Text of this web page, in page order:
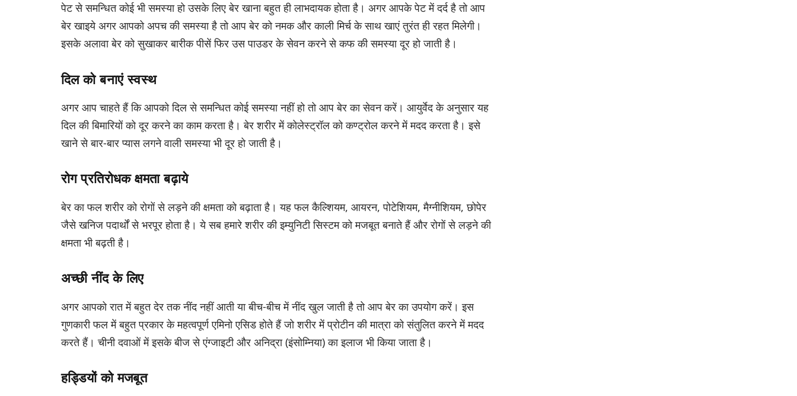
पेट से समन्धित कोई भी समस्या हो उसके लिए बेर खाना बहुत ही लाभदायक होता है। अगर आपके पेट में दर्द है तो आप
बेर खाइये अगर आपको अपच की समस्या है तो आप बेर को नमक और काली मिर्च के साथ खाएं तुरंत ही रहत मिलेगी।
इसके अलावा बेर को सुखाकर बारीक पीसें फिर उस पाउडर के सेवन करने से कफ की समस्या दूर हो जाती है।
दिल को बनाएं स्वस्थ
अगर आप चाहते हैं कि आपको दिल से समन्धित कोई समस्या नहीं हो तो आप बेर का सेवन करें। आयुर्वेद के अनुसार यह
दिल की बिमारियों को दूर करने का काम करता है। बेर शरीर में कोलेस्ट्रॉल को कण्ट्रोल करने में मदद करता है। इसे
खाने से बार-बार प्यास लगने वाली समस्या भी दूर हो जाती है।
रोग प्रतिरोधक क्षमता बढ़ाये
बेर का फल शरीर को रोगों से लड़ने की क्षमता को बढ़ाता है। यह फल कैल्शियम, आयरन, पोटेशियम, मैग्नीशियम, छोपेर
जैसे खनिज पदार्थों से भरपूर होता है। ये सब हमारे शरीर की इम्युनिटी सिस्टम को मजबूत बनाते हैं और रोगों से लड़ने की
क्षमता भी बढ़ती है।
अच्छी नींद के लिए
अगर आपको रात में बहुत देर तक नींद नहीं आती या बीच-बीच में नींद खुल जाती है तो आप बेर का उपयोग करें। इस
गुणकारी फल में बहुत प्रकार के महत्वपूर्ण एमिनो एसिड होते हैं जो शरीर में प्रोटीन की मात्रा को संतुलित करने में मदद
करते हैं। चीनी दवाओं में इसके बीज से एंग्जाइटी और अनिद्रा (इंसोम्निया) का इलाज भी किया जाता है।
हड्डियों को मजबूत